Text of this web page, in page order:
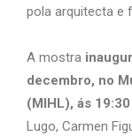
pola arquitecta e
A mostra
decembro, no
(MIHL), ás
Lugo, Carmen